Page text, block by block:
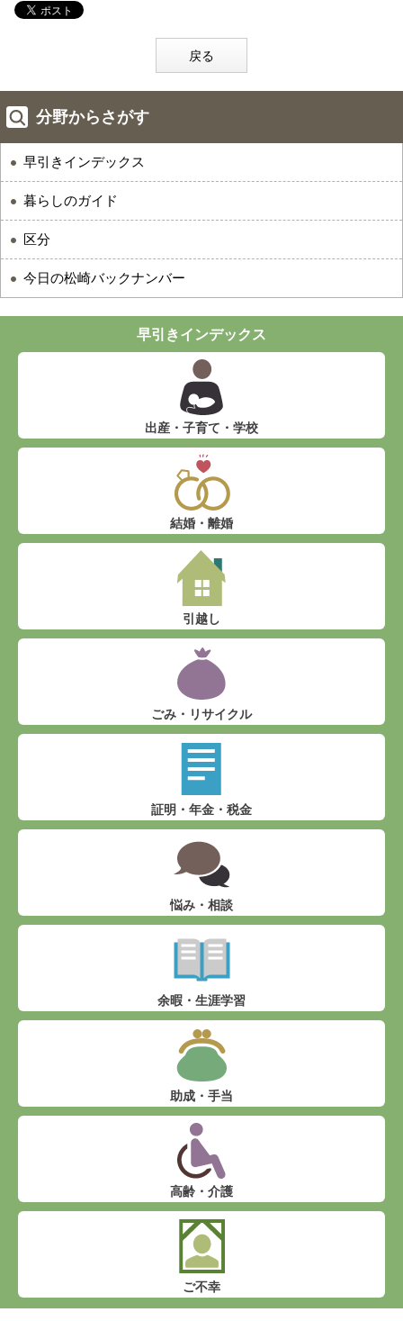
戻る
分野からさがす
早引きインデックス
暮らしのガイド
区分
今日の松崎バックナンバー
早引きインデックス
出産・子育て・学校
結婚・離婚
引越し
ごみ・リサイクル
証明・年金・税金
悩み・相談
余暇・生涯学習
助成・手当
高齢・介護
ご不幸